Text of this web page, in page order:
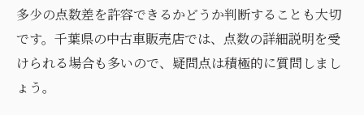
多少の点数差を許容できるかどうか判断することも大切
です。千葉県の中古車販売店では、点数の詳細説明を受
けられる場合も多いので、疑問点は積極的に質問しまし
ょう。